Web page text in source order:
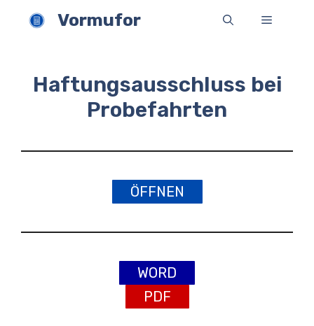
Inhalt
Vormufor Menü
Haftungsausschluss bei
Probefahrten
ÖFFNEN
WORD
PDF